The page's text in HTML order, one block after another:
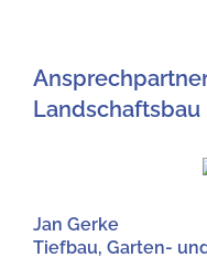
Landschaftsbau
Jan Gerke
Tiefbau, Garten-